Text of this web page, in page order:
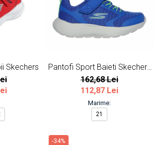
Skechers
Pantofi Sport Baieti Skechers
Dyna-Lite
162,68 Lei
112,87 Lei
Marime:
21
-34%